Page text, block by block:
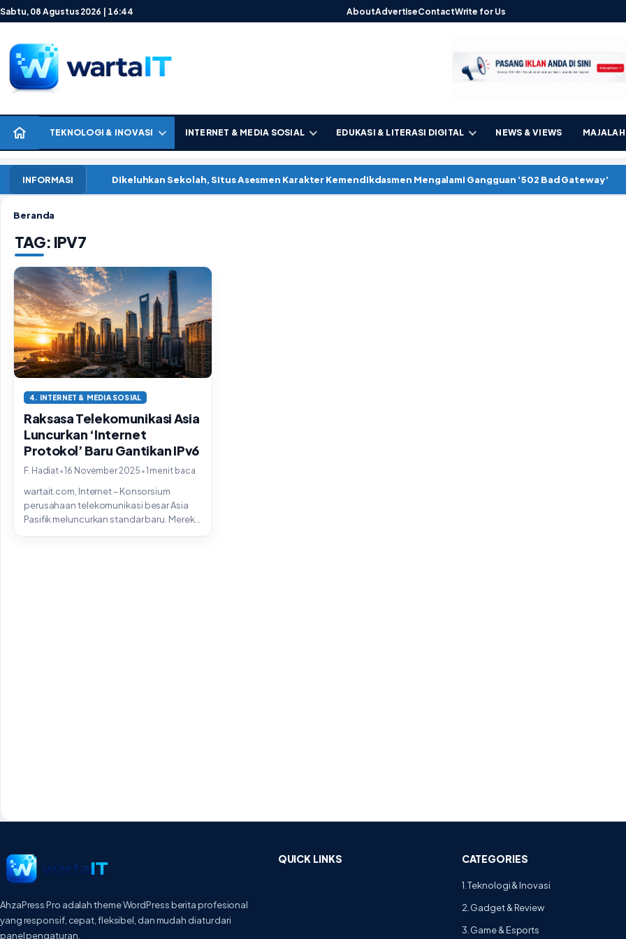
Lewati ke konten
Sabtu, 08 Agustus 2026 | 16:44 AboutAdvertiseContactWrite for Us
TEKNOLOGI & INOVASI INTERNET & MEDIA SOSIAL EDUKASI & LITERASI DIGITAL NEWS & VIEWS
INFORMASI Dikeluhkan Sekolah, Situs Asesmen Karakter Kemendikdasmen Mengalami Gangguan ‘502 Bad
Beranda
TAG: IPV7
4. INTERNET & MEDIA SOSIAL
Raksasa Telekomunikasi Asia
Luncurkan ‘Internet
Protokol’ Baru Gantikan IPv6
F. Hadiat•16 November 2025 •1 menit baca
wartait.com, Internet – Konsorsium
perusahaan telekomunikasi besar Asia
Pasifik meluncurkan standar baru. Mereka
AhzaPress Pro adalah theme WordPress berita profesional
yang responsif, cepat, fleksibel, dan mudah diatur dari
panel pengaturan.
QUICK LINKS CATEGORIES
1. Teknologi & Inovasi
2. Gadget & Review
3. Game & Esports